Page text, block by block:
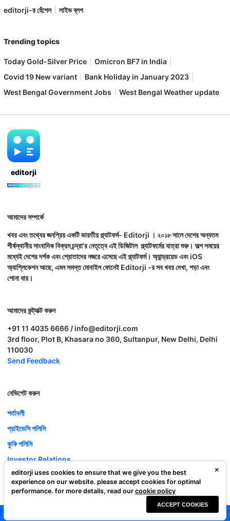
editorji-র হেঁশেল
লাইভ ব্লগ
Trending topics
Today Gold-Silver Price
Omicron BF7 in India
Covid 19 New variant
Bank Holiday in January 2023
West Bengal Government Jobs
West Bengal Weather update
editorji
আমাদের সম্পর্কে
খবর এবং তথ্যের জনপ্রিয় একটি ভারতীয় প্ল্যাটফর্ম- Editorji । ২০১৮ সালে দেশের অন্যতম
শীর্ষস্থানীয় সাংবাদিক বিক্রম চন্দ্রা'র নেতৃত্বে এই ডিজিটাল প্ল্যাটফর্মের যাত্রা শুরু। অল্প সময়ের
মধ্যেই দেশের দর্শক এবং শ্রোতাদের নজরে এসেছে এই প্ল্যাটফর্ম। অ্যান্ড্রয়েড এবং iOS
অ্যাপ্লিকেশন আছে, এমন সমস্ত মোবাইল ফোনেই Editorji -র সব খবর দেখা, পড়া এবং
শোনা যায়।
আমাদের কন্ট্যাক্ট করুন
+91 11 4035 6666 / info@editorji.com
3rd floor, Plot B, Khasara no 360, Sultanpur, New Delhi, Delhi
110030
Send Feedback
নেভিগেট করুন
শর্তাবলী
প্রাইভেসি পলিসি
কুকি পলিসি
Investor Relations
ক্যারিয়ার
Complaint Redressal
Editorji Technologies Pvt. Ltd. © 2022 All Rights Reserved.
editorji uses cookies to ensure that we give you the best
experience on our website. please accept cookies for optimal
performance. for more details, read our cookie policy
ACCEPT COOKIES